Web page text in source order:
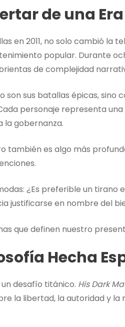
de una Era
en 2011, no solo cambió la
popular. Durante
de complejidad
son sus batallas épicas, sino
personaje representa
la gobernanza.
también es algo más
¿Es preferible un tirano
justificarse en nombre del
que definen nuestro
Hecha
desafío titánico. His Dark
la libertad, la autoridad y la